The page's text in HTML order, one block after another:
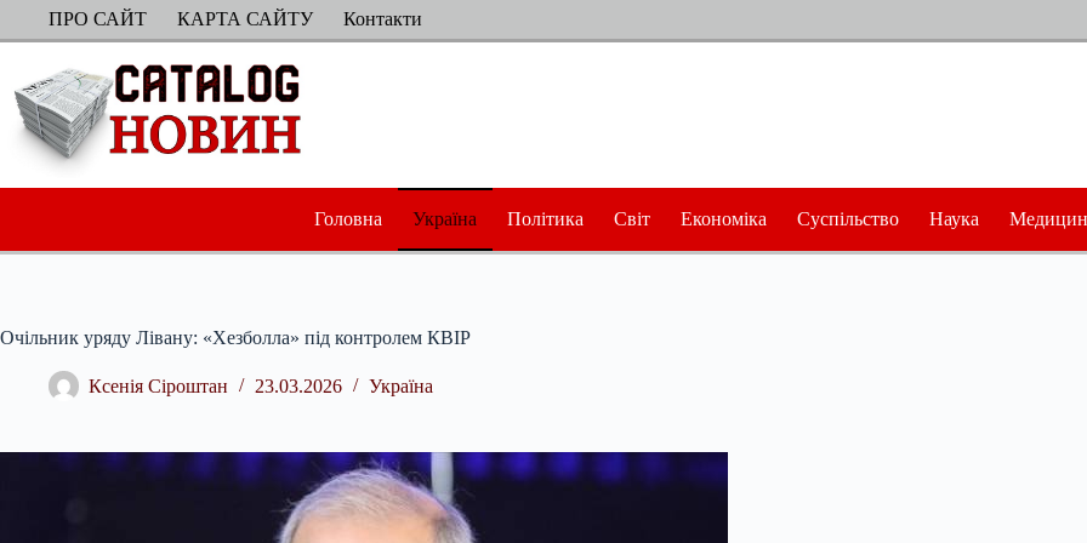
ПерейтиПРО САЙТ КАРТА САЙТУ Контакти
Головна Україна Політика Світ Економіка Суспільство Наука
Очільник уряду Лівану: «Хезболла» під контролем КВІР
Ксенія Сіроштан 23.03.2026 Україна